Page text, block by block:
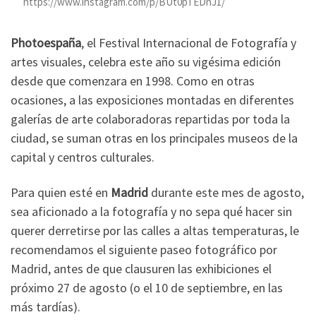
Photoespaña, el Festival Internacional de Fotografía y
artes visuales, celebra este año su vigésima edición
desde que comenzara en 1998. Como en otras
ocasiones, a las exposiciones montadas en diferentes
galerías de arte colaboradoras repartidas por toda la
ciudad, se suman otras en los principales museos de la
capital y centros culturales.
Para quien esté en Madrid durante este mes de agosto,
sea aficionado a la fotografía y no sepa qué hacer sin
querer derretirse por las calles a altas temperaturas, le
recomendamos el siguiente paseo fotográfico por
Madrid, antes de que clausuren las exhibiciones el
próximo 27 de agosto (o el 10 de septiembre, en las
más tardías).